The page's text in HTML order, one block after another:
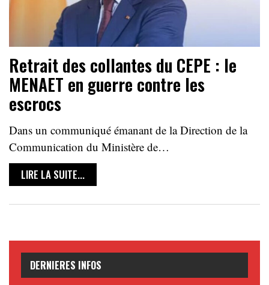
Retrait des collantes du CEPE : le
MENAET en guerre contre les
escrocs
Dans un communiqué émanant de la Direction de la
Communication du Ministère de…
LIRE LA SUITE...
DERNIERES INFOS